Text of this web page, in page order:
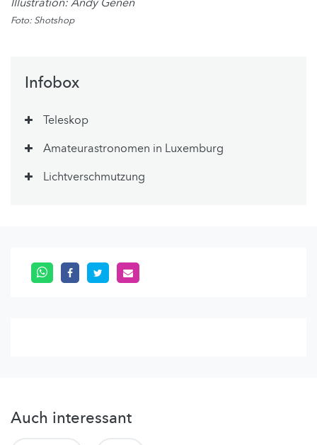
Foto: Shotshop
Infobox
Teleskop
Amateurastronomen in Luxemburg
Lichtverschmutzung
Auch interessant